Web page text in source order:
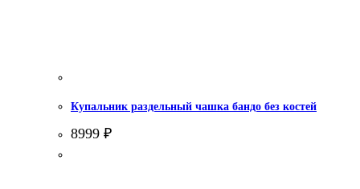
Купальник раздельный чашка бандо без костей
8999 ₽